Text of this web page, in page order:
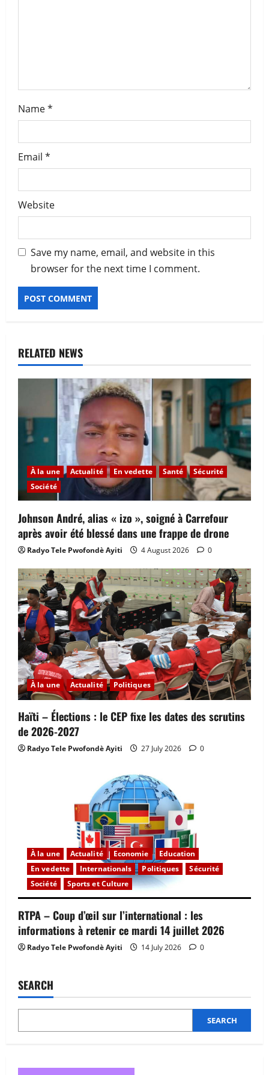
Name*
Email *
Website
Save my name, email, and website in this
browser for the next time I comment.
RELATED NEWS
À la une Actualité En vedette Santé
Sécurité
Société
Johnson André, alias « izo », soigné à Carrefour
après avoir été blessé dans une frappe de drone
Radyo Tele Pwofondè Ayiti 4 August 2026 0
À la une Actualité Politiques
Haïti – Élections : le CEP fixe les dates des scrutins
de 2026-2027
Radyo Tele Pwofondè Ayiti 27 July 2026 0
À la une Actualité Economie
Education
En vedette
Internationals Politiques
Sécurité
Société
Sports et Culture
RTPA – Coup d’œil sur l’international : les
informations à retenir ce mardi 14 juillet 2026
Radyo Tele Pwofondè Ayiti 14 July 2026 0
SEARCH
SEARCH